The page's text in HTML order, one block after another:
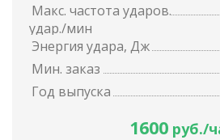
Макс. частота ударов.
удар./мин
Энергия удара, Дж
Мин. заказ
Год выпуска
1600руб./